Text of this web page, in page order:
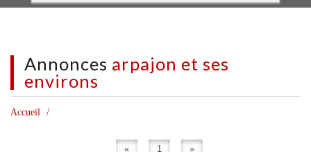
Annonces arpajon et ses
environs
Accueil
« 1 »